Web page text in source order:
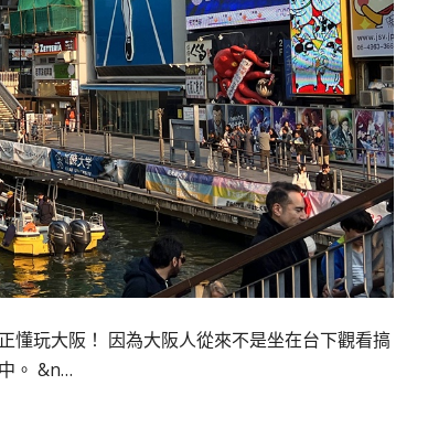
懂玩大阪！ 因為大阪人從來不是坐在台下觀看搞
。 &n…